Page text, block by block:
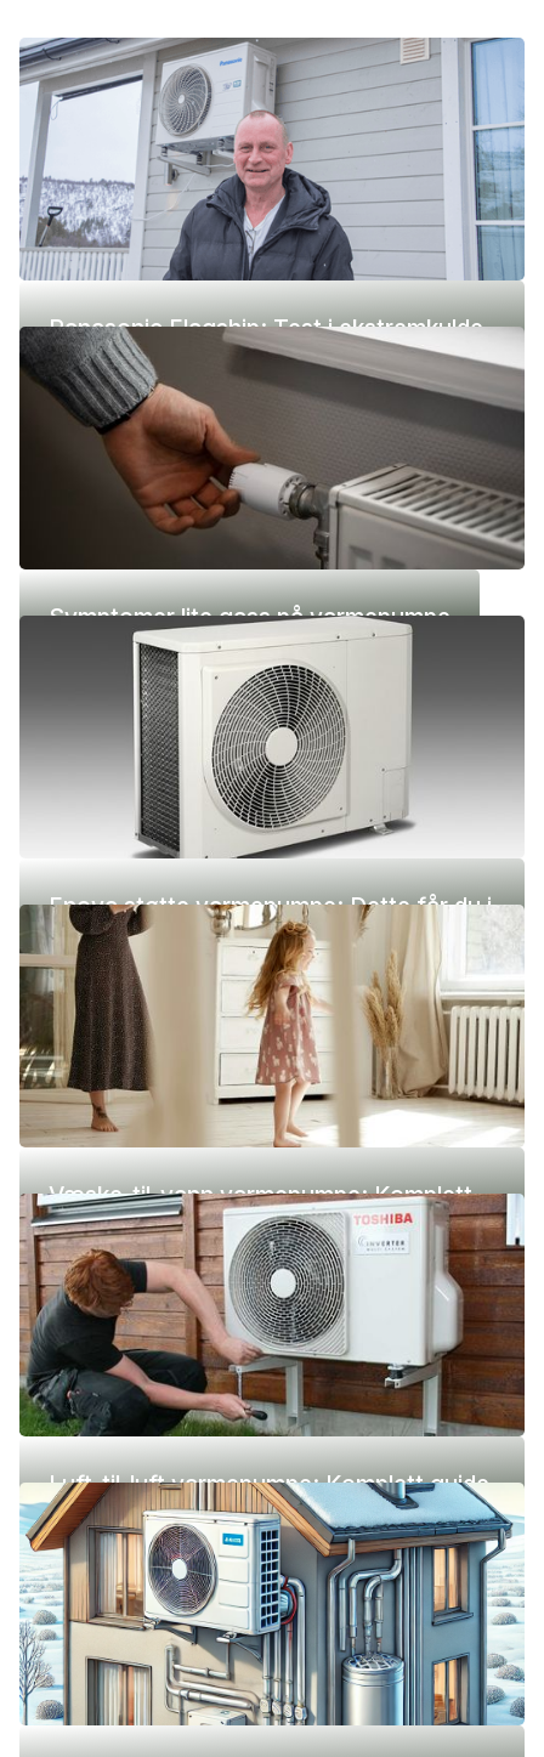
Panasonic Flagship: Test i ekstremkulde
(-42 °C)
Symptomer lite gass på varmepumpe
Enova støtte varmepumpe: Dette får du i
2026
Væske-til-vann varmepumpe: Komplett
guide (pris, fordeler og ulemper)
Luft-til-luft varmepumpe: Komplett guide
(pris, fordeler og ulemper)